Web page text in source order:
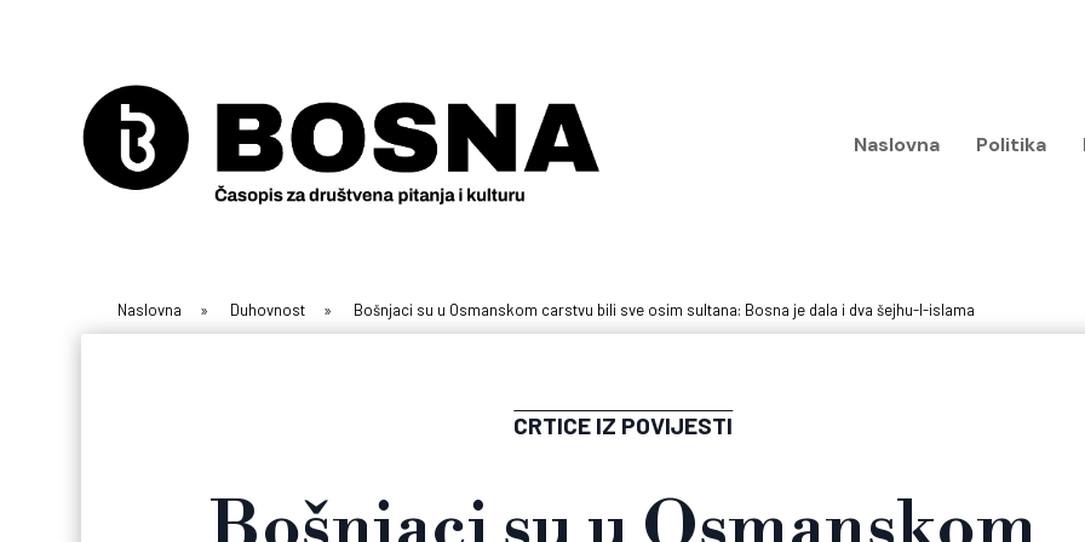
Naslovna Politika
Naslovna » Duhovnost » Bošnjaci su u Osmanskom carstvu bili sve osim sultana: Bosna je dala i dva šejhu-l-islama
CRTICE IZ POVIJESTI